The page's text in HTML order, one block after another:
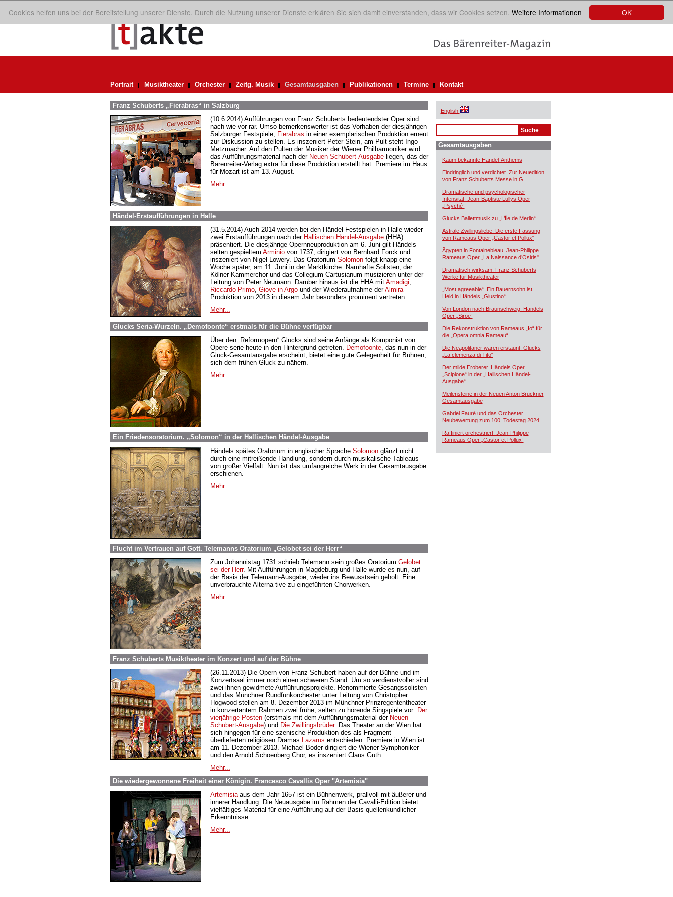
OK
Cookies helfen uns bei der Bereitstellung unserer Dienste. Durch die Nutzung unserer Dienste erklären Sie sich damit einverstanden, dass wir Cookies setzen. Weitere Informationen
Portrait Musiktheater Orchester Zeitg. Musik Gesamtausgaben Publikationen Termine Kontakt
Franz Schuberts „Fierabras“ in Salzburg
(10.6.2014) Aufführungen von Franz Schuberts bedeutendster Oper sind
nach wie vor rar. Umso bemerkenswerter ist das Vorhaben der diesjährigen
Salzburger Festspiele, Fierabras in einer exemplarischen Produktion erneut
zur Diskussion zu stellen. Es inszeniert Peter Stein, am Pult steht Ingo
Metzmacher. Auf den Pulten der Musiker der Wiener Philharmoniker wird
das Aufführungsmaterial nach der Neuen Schubert-Ausgabeliegen, das der
Bärenreiter-Verlag extra für diese Produktion erstellt hat. Premiere im Haus
für Mozart ist am 13. August.
Mehr...
Händel-Erstaufführungen in Halle
(31.5.2014) Auch 2014 werden bei den Händel-Festspielen in Halle wieder
zwei Erstaufführungen nach der Hallischen Händel-Ausgabe(HHA)
präsentiert. Die diesjährige Opernneuproduktion am 6. Juni gilt Händels
selten gespieltem Arminiovon 1737, dirigiert von Bernhard Forck und
inszeniert von Nigel Lowery. Das Oratorium Solomonfolgt knapp eine
Woche später, am 11. Juni in der Marktkirche. Namhafte Solisten, der
Kölner Kammerchor und das Collegium Cartusianum musizieren unter der
Leitung von Peter Neumann. Darüber hinaus ist die HHA mit Amadigi,
Riccardo Primo, Giove in Argound der Wiederaufnahme derAlmira-
Produktion von 2013 in diesem Jahr besonders prominent vertreten.
Mehr...
Glucks Seria-Wurzeln. „Demofoonte“ erstmals für die Bühne verfügbar
Über den „Reformopern“ Glucks sind seine Anfänge als Komponist von
Opere serie heute in den Hintergrund getreten. Demofoonte, das nun in der
Gluck-Gesamtausgabe erscheint, bietet eine gute Gelegenheit für Bühnen,
sich dem frühen Gluck zu nähern.
Mehr...
Ein Friedensoratorium. „Solomon“ in der Hallischen Händel-Ausgabe
Händels spätes Oratorium in englischer Sprache Solomonglänzt nicht
durch eine mitreißende Handlung, sondern durch musikalische Tableaus
von großer Vielfalt. Nun ist das umfangreiche Werk in der Gesamtausgabe
erschienen.
Mehr...
Flucht im Vertrauen auf Gott. Telemanns Oratorium „Gelobet sei der Herr“
Zum Johannistag 1731 schrieb Telemann sein großes Oratorium Gelobet
sei der Herr. Mit Aufführungen in Magdeburg und Halle wurde es nun, auf
der Basis der Telemann-Ausgabe, wieder ins Bewusstsein geholt. Eine
unverbrauchte Alterna tive zu eingeführten Chorwerken.
Mehr...
Franz Schuberts Musiktheater im Konzert und auf der Bühne
(26.11.2013) Die Opern von Franz Schubert haben auf der Bühne und im
Konzertsaal immer noch einen schweren Stand. Um so verdienstvoller sind
zwei ihnen gewidmete Aufführungsprojekte. Renommierte Gesangssolisten
und das Münchner Rundfunkorchester unter Leitung von Christopher
Hogwood stellen am 8. Dezember 2013 im Münchner Prinzregententheater
in konzertantem Rahmen zwei frühe, selten zu hörende Singspiele vor: Der
vierjährige Posten(erstmals mit dem Aufführungsmaterial der Neuen
Schubert-Ausgabe) und Die Zwillingsbrüder. Das Theater an der Wien hat
sich hingegen für eine szenische Produktion des als Fragment
überlieferten religiösen Dramas Lazarus entschieden. Premiere in Wien ist
am 11. Dezember 2013. Michael Boder dirigiert die Wiener Symphoniker
und den Arnold Schoenberg Chor, es inszeniert Claus Guth.
Mehr...
Die wiedergewonnene Freiheit einer Königin. Francesco Cavallis Oper "Artemisia"
Artemisiaaus dem Jahr 1657 ist ein Bühnenwerk, prallvoll mit äußerer und
innerer Handlung. Die Neuausgabe im Rahmen der Cavalli-Edition bietet
vielfältiges Material für eine Aufführung auf der Basis quellenkundlicher
Erkenntnisse.
Mehr...
English
Gesamtausgaben
Kaum bekannte Händel-Anthems
Eindringlich und verdichtet. Zur Neuedition
von Franz Schuberts Messe in G
Dramatische und psychologischer
Intensität. Jean-Baptiste Lullys Oper
„Psyché“
Glucks Ballettmusik zu „L’Île de Merlin“
Astrale Zwillingsliebe. Die erste Fassung
von Rameaus Oper „Castor et Pollux“
Ägypten in Fontainebleau. Jean-Philippe
Rameaus Oper „La Naissance d’Osiris"
Dramatisch wirksam. Franz Schuberts
Werke für Musiktheater
„Most agreeable“. Ein Bauernsohn ist
Held in Händels „Giustino“
Von London nach Braunschweig: Händels
Oper „Siroe“
Die Rekonstruktion von Rameaus „Io“ für
die „Opera omnia Rameau“
Die Neapolitaner waren erstaunt. Glucks
„La clemenza di Tito“
Der milde Eroberer. Händels Oper
„Scipione“ in der „Hallischen Händel-
Ausgabe“
Meilensteine in der Neuen Anton Bruckner
Gesamtausgabe
Gabriel Fauré und das Orchester.
Neubewertung zum 100. Todestag 2024
Raffiniert orchestriert. Jean-Philippe
Rameaus Oper „Castor et Pollux“